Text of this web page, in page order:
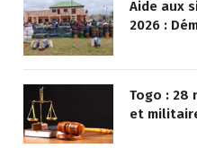
Aide aux
2026 :
Togo : 28
et